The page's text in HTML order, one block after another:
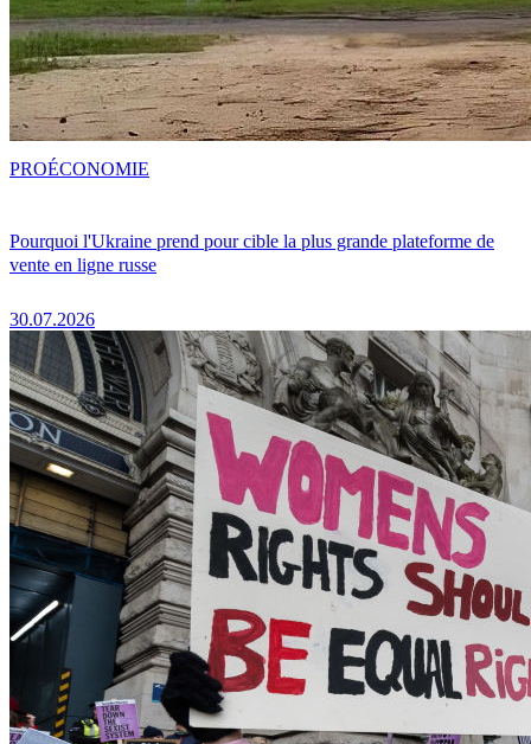
Pourquoi l'Ukraine prend pour cible la plus grande plateforme de
vente en ligne russe
30.07.2026
PROÉCONOMIE